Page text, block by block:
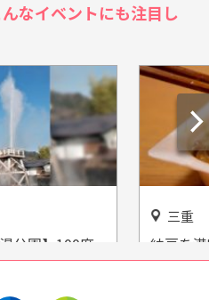
なイベントにも注目し
まちの駅たぬ
愛知
愛知・
ンズ】